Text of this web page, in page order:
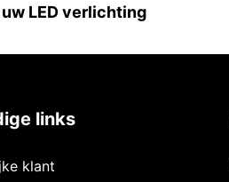
LED verlichting
links
klant